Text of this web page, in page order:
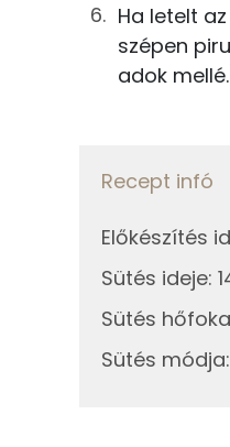
Fehérje
Összesen
Összesen
Telített
Ha letelt
szépen
adok
Recept infó
Előkészítés
Sütés ideje:
Sütés hőfoka
Sütés módja: